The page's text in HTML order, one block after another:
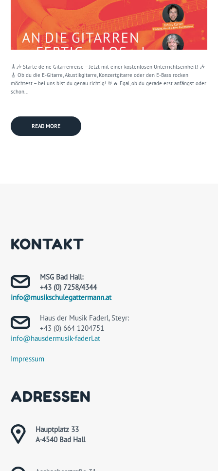
🎸🎶 Starte deine Gitarrenreise – Jetzt mit einer kostenlosen Unterrichtseinheit! 🎶
🎸 Ob du die E-Gitarre, Akustikgitarre, Konzertgitarre oder den E-Bass rocken
möchtest – bei uns bist du genau richtig! 🤘🔥 Egal, ob du gerade erst anfängst oder
schon...
READ MORE
KONTAKT
MSG Bad Hall:
+43 (0) 7258/4344
info@musikschulegattermann.at
Haus der Musik Faderl, Steyr:
+43 (0) 664 1204751
info@hausdermusik-faderl.at
Impressum
ADRESSEN
Hauptplatz 33
A-4540 Bad Hall